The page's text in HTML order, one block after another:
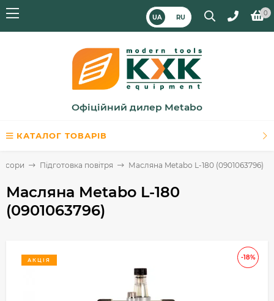
UA RU
0
Офіційний дилер Metabo
КАТАЛОГ ТОВАРІВ
Підготовка повітря Масляна Metabo L-180 (0901063796)
Масляна Metabo L-180
(0901063796)
-18%
АКЦІЯ